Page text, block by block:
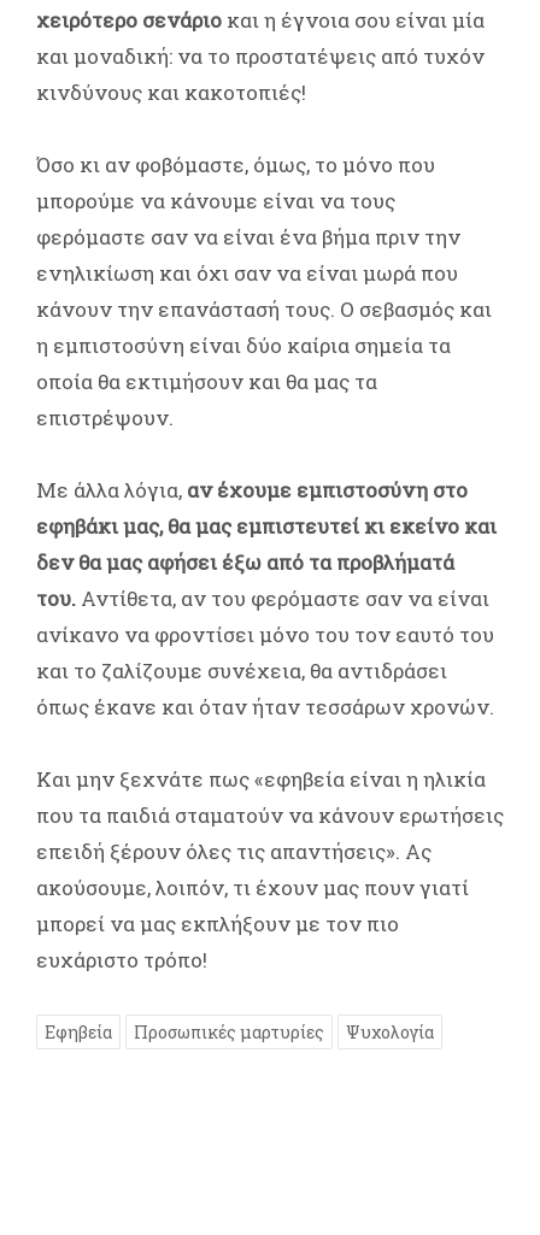
χειρότερο σενάριο και η έγνοια σου είναι μία
και μοναδική: να το προστατέψεις από τυχόν
κινδύνους και κακοτοπιές!
Όσο κι αν φοβόμαστε, όμως, το μόνο που
μπορούμε να κάνουμε είναι να τους
φερόμαστε σαν να είναι ένα βήμα πριν την
ενηλικίωση και όχι σαν να είναι μωρά που
κάνουν την επανάστασή τους. Ο σεβασμός και
η εμπιστοσύνη είναι δύο καίρια σημεία τα
οποία θα εκτιμήσουν και θα μας τα
επιστρέψουν.
Με άλλα λόγια, αν έχουμε εμπιστοσύνη στο
εφηβάκι μας, θα μας εμπιστευτεί κι εκείνο και
δεν θα μας αφήσει έξω από τα προβλήματά
του. Αντίθετα, αν του φερόμαστε σαν να είναι
ανίκανο να φροντίσει μόνο του τον εαυτό του
και το ζαλίζουμε συνέχεια, θα αντιδράσει
όπως έκανε και όταν ήταν τεσσάρων χρονών.
Και μην ξεχνάτε πως «εφηβεία είναι η ηλικία
που τα παιδιά σταματούν να κάνουν ερωτήσεις
επειδή ξέρουν όλες τις απαντήσεις». Ας
ακούσουμε, λοιπόν, τι έχουν μας πουν γιατί
μπορεί να μας εκπλήξουν με τον πιο
ευχάριστο τρόπο!
Εφηβεία Προσωπικές μαρτυρίες Ψυχολογία